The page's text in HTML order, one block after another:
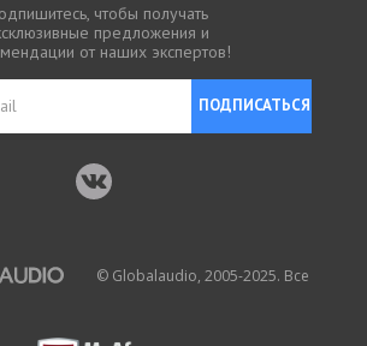
чтобы получать
предложения и
от наших экспертов!
ПОДПИСАТЬСЯ
© Globalaudio, 2005-2025. Все